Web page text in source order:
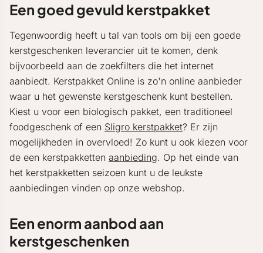
Een goed gevuld kerstpakket
Tegenwoordig heeft u tal van tools om bij een goede
kerstgeschenken leverancier uit te komen, denk
bijvoorbeeld aan de zoekfilters die het internet
aanbiedt. Kerstpakket Online is zo'n online aanbieder
waar u het gewenste kerstgeschenk kunt bestellen.
Kiest u voor een biologisch pakket, een traditioneel
foodgeschenk of een Sligro kerstpakket? Er zijn
mogelijkheden in overvloed! Zo kunt u ook kiezen voor
de een kerstpakketten aanbieding. Op het einde van
het kerstpakketten seizoen kunt u de leukste
aanbiedingen vinden op onze webshop.
Een enorm aanbod aan
kerstgeschenken